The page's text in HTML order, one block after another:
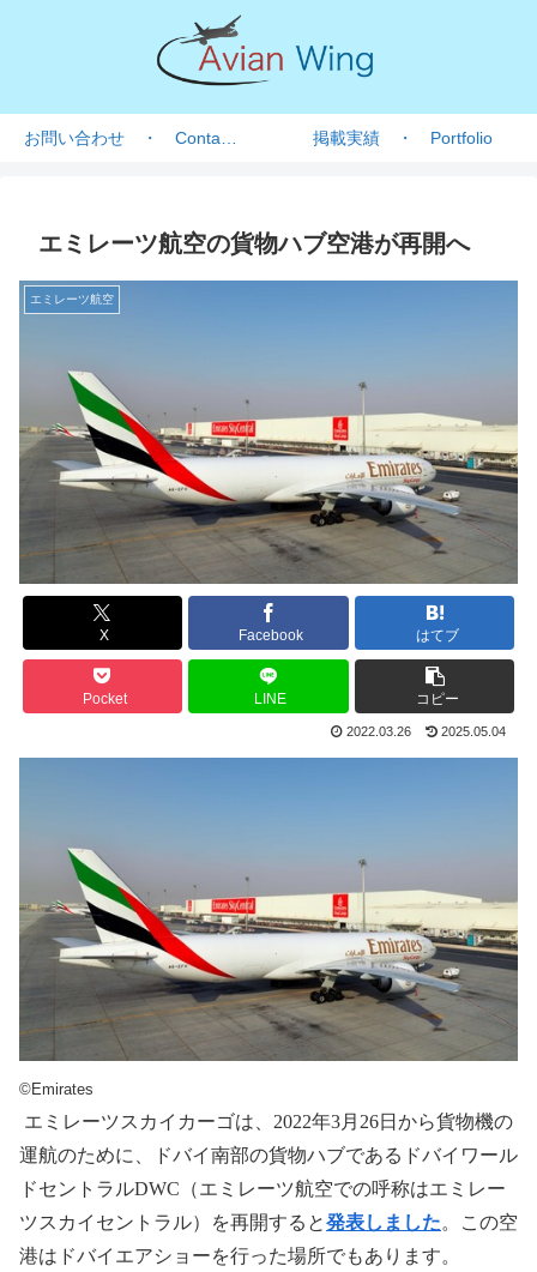
掲載実績 ・ Portfolio
エミレーツ航空の貨物ハブ空港が再開へ
エミレーツ航空
X Facebook はてブ
Pocket LINE コピー
2022.03.26 2025.05.04
©Emirates
エミレーツスカイカーゴは、 2022年3月 26日から貨物機の
運航のために、ドバイ南部の貨物ハブであるドバイワール
ドセントラルDWC （エミレーツ航空での呼称はエミレー
ツスカイセントラル）を再開すると発表しました。
この空
港はドバイエアショーを行った場所でもあります。